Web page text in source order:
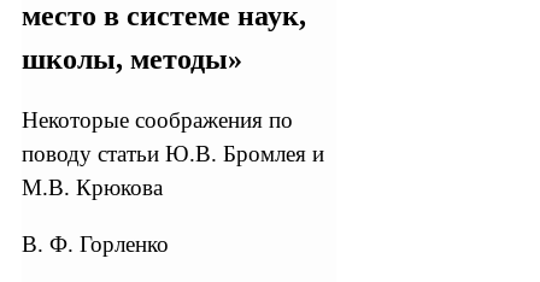
место в системе наук,
школы, методы»
Некоторые соображения по
поводу статьи Ю.В. Бромлея и
М.В. Крюкова
B. Ф. Горленко